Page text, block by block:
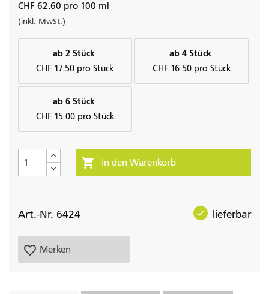
CHF 62.60 pro 100 ml
(inkl. MwSt.)
ab 2 Stück
CHF 17.50 pro Stück
ab 4 Stück
CHF 16.50 pro Stück
ab 6 Stück
CHF 15.00 pro Stück
 In den Warenkorb
Art.-Nr. 6424 check lieferbar
favorite_border Merken